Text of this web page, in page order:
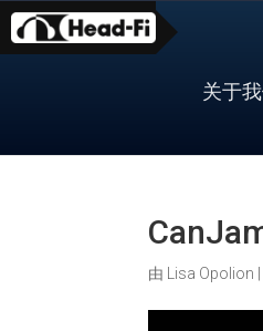
Skip
content
关于
由 Lisa Opolion